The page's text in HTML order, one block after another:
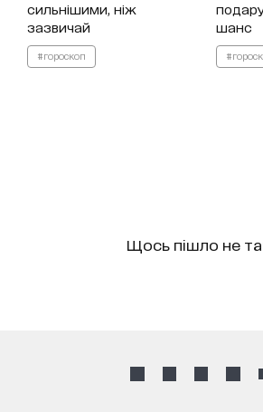
сильнішими, ніж
зазвичай
#гороскоп
шанс
Щось пішло не